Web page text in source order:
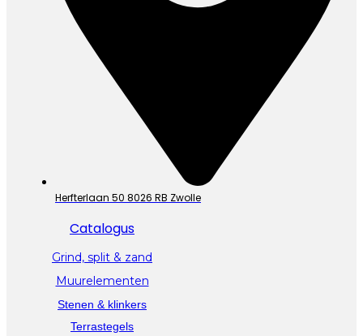
Herfterlaan 50 8026 RB Zwolle
Catalogus
Grind, split & zand
Muurelementen
Stenen & klinkers
Terrastegels